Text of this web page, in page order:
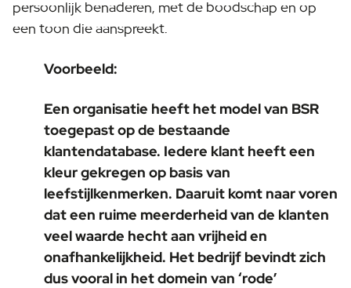
persoonlijk benaderen, met de boodschap en op
een toon die aanspreekt.
Voorbeeld:
Een organisatie heeft het model van BSR
toegepast op de bestaande
klantendatabase. Iedere klant heeft een
kleur gekregen op basis van
leefstijlkenmerken. Daaruit komt naar voren
dat een ruime meerderheid van de klanten
veel waarde hecht aan vrijheid en
onafhankelijkheid. Het bedrijf bevindt zich
dus vooral in het domein van ‘rode’